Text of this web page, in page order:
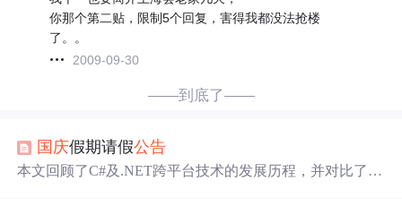
你那个第二贴，限制5个回复，害得我都没法抢楼
了。。
2009-09-30
——到底了——
国庆假期请假公告
本文回顾了C#及.NET跨平台技术的发展历程，并对比了C